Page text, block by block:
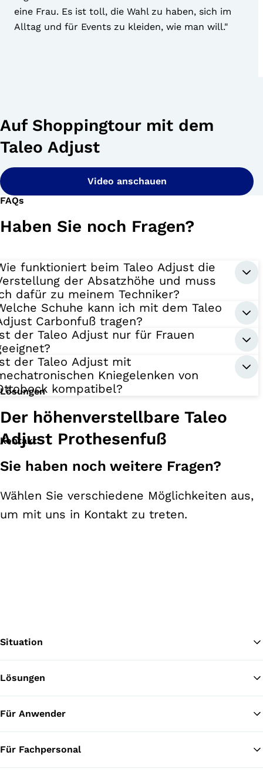
eine Frau. Es ist toll, die Wahl zu haben, sich im
Alltag und für Events zu kleiden, wie man will."
Auf Shoppingtour mit dem
Taleo Adjust
Video anschauen
FAQs
Haben Sie noch Fragen?
funktioniert beim Taleo Adjust die
der Absatzhöhe und muss
dafür zu meinem Techniker?
Schuhe kann ich mit dem Taleo
Carbonfuß tragen?
der Taleo Adjust nur für Frauen
der Taleo Adjust mit
Kniegelenken von
kompatibel?
Lösungen
Der höhenverstellbare Taleo
Adjust Prothesenfuß
Kontakt
Sie haben noch weitere Fragen?
Wählen Sie verschiedene Möglichkeiten aus,
um mit uns in Kontakt zu treten.
Situation
Lösungen
Für Anwender
Für Fachpersonal